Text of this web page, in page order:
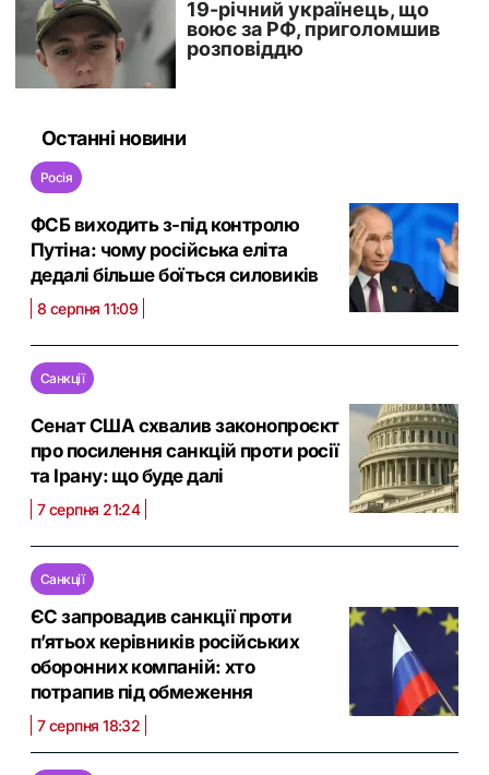
Останні новини
Росія
ФСБ виходить з-під контролю
Путіна: чому російська еліта
дедалі більше боїться силовиків
8 серпня 11:09
Санкції
Сенат США схвалив законопроєкт
про посилення санкцій проти росії
та Ірану: що буде далі
7 серпня 21:24
Санкції
ЄС запровадив санкції проти
п’ятьох керівників російських
оборонних компаній: хто
потрапив під обмеження
7 серпня 18:32